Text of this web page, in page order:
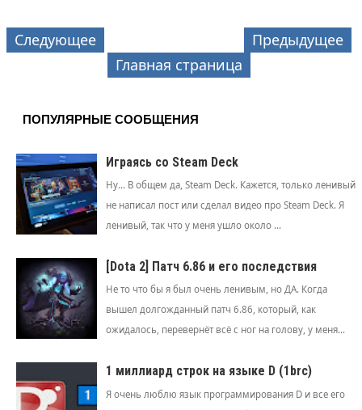
Следующее
Предыдущее
Главная страница
ПОПУЛЯРНЫЕ СООБЩЕНИЯ
Играясь со Steam Deck
Ну... В общем да, Steam Deck. Кажется, только ленивый
не написал пост или сделал видео про Steam Deck. Я
ленивый, так что у меня ушло около ...
[Dota 2] Патч 6.86 и его последствия
Не то что бы я был очень ленивым, но ДА. Когда
вышел долгожданный патч 6.86, который, как
ожидалось, перевернёт всё с ног на голову, у меня...
1 миллиард строк на языке D (1brc)
Я очень люблю язык программирования D и все его